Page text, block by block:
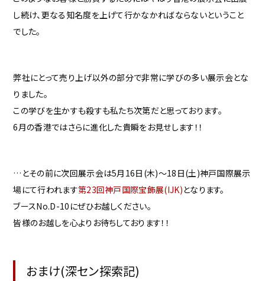
し続け、更なる知名度を上げて行かなかればならないということ
でした。
弊社にとって売り上げ以外の部分で非常に学びの多い展示会とな
りました。
この学びを生かすも殺すも私たち次第だと思っております。
6月の香港ではさらに進化した貴瞬をお見せします！！
…とその前に次回展示会は5月16日(木)〜18日(土)神戸国際展示
場にて行われます第23回神戸国際宝飾展(IJK)となります。
ブースNo.D-10にぜひお越しください。
皆様のお越しを心よりお待ちしております！！
おまけ(深セン探索記)